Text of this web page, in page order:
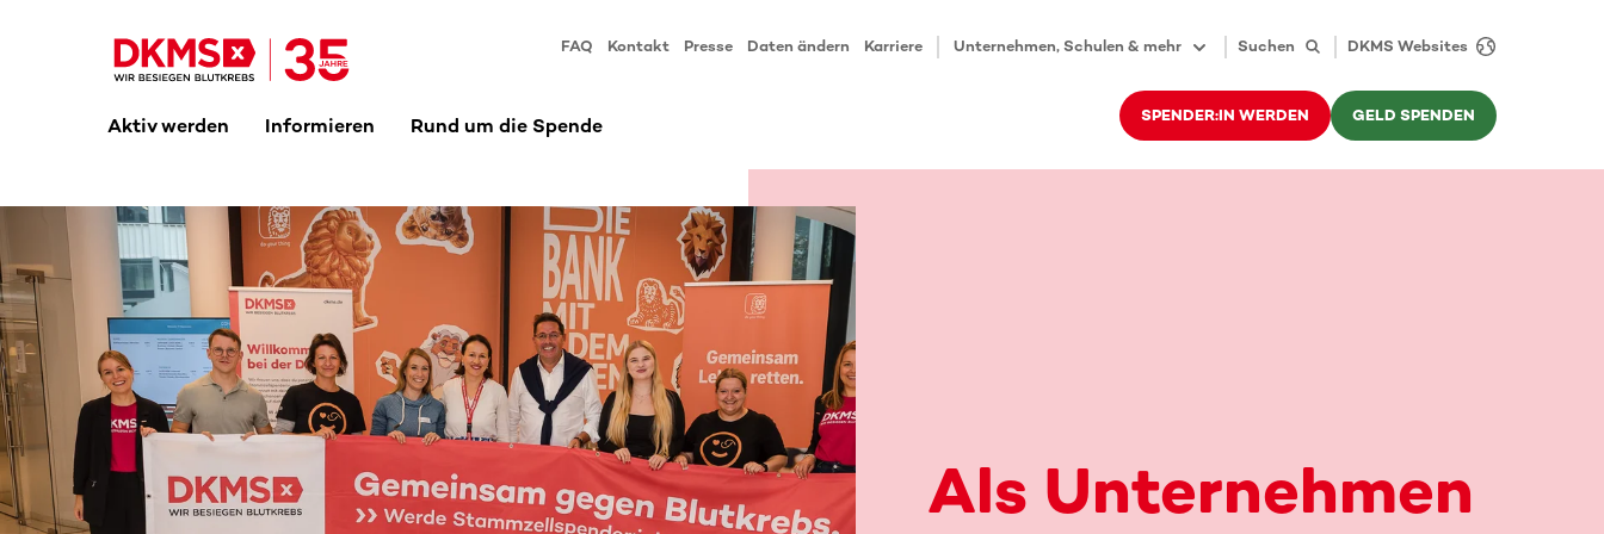
FAQ Kontakt Presse Daten ändern Karriere Unternehmen, Schulen & mehr Suchen DKMS Websites
Aktiv werden Informieren Rund um die Spende SPENDER:IN WERDEN GELD SPENDEN
Als Unternehmen